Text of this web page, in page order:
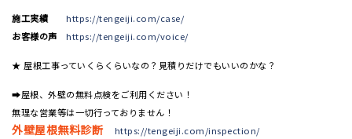
施工実績
https://tengeiji.com/case/
お客様の声
https://tengeiji.com/voice/
★ 屋根工事っていくらくらいなの？見積りだけでもいいのかな？
➡屋根、外壁の無料点検をご利用ください！
無理な営業等は一切行っておりません！
外壁屋根無料診断 https://tengeiji.com/inspection/